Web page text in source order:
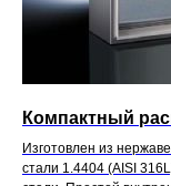
Компактный
Изготовлен из
стали 1.4404 (AISI